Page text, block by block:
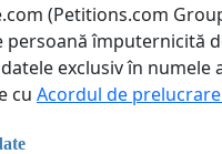
(Petitions.com
persoană împuternicită
exclusiv în numele
cu Acordul de